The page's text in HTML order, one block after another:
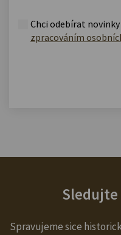
Chci odebírat
zpracováním
Spravujeme sice